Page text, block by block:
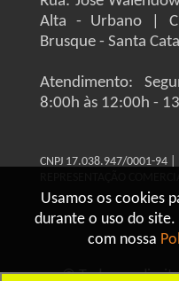
Usamos os cookies
durante o uso do
com nossa
Alta - Urbano |
Brusque - Santa
Atendimento:
8:00h às 12:00h -
CNPJ 17.038.947/0001-94 |
© Todos os